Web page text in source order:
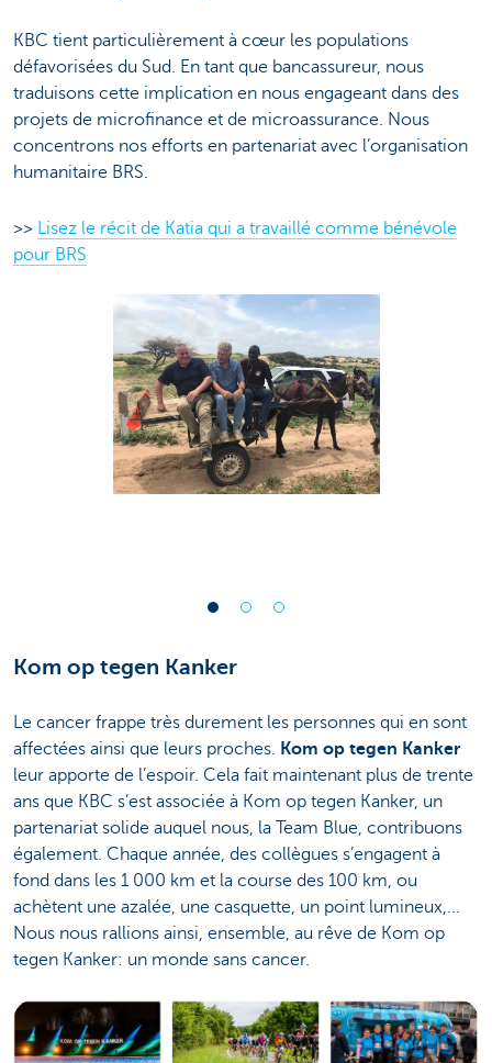
KBC tient particulièrement à cœur les populations
défavorisées du Sud. En tant que bancassureur, nous
traduisons cette implication en nous engageant dans des
projets de microfinance et de microassurance. Nous
concentrons nos efforts en partenariat avec l’organisation
humanitaire BRS.
>> Lisez le récit de Katia qui a travaillé comme bénévole
pour BRS
Kom op tegen Kanker
Le cancer frappe très durement les personnes qui en sont
affectées ainsi que leurs proches. Kom op tegen Kanker
leur apporte de l’espoir. Cela fait maintenant plus de trente
ans que KBC s’est associée à Kom op tegen Kanker, un
partenariat solide auquel nous, la Team Blue, contribuons
également. Chaque année, des collègues s’engagent à
fond dans les 1 000 km et la course des 100 km, ou
achètent une azalée, une casquette, un point lumineux,...
Nous nous rallions ainsi, ensemble, au rêve de Kom op
tegen Kanker: un monde sans cancer.